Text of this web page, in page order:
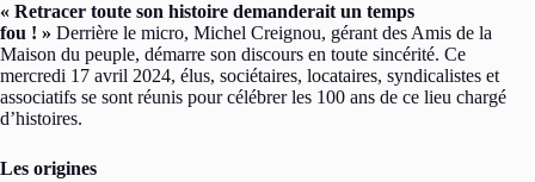
« Retracer toute son histoire demanderait un temps
fou ! » Derrière le micro, Michel Creignou, gérant des Amis de la
Maison du peuple, démarre son discours en toute sincérité. Ce
mercredi 17 avril 2024, élus, sociétaires, locataires, syndicalistes et
associatifs se sont réunis pour célébrer les 100 ans de ce lieu chargé
d’histoires.
Les origines